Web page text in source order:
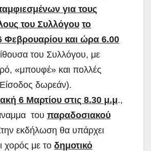
για τους
του Συλλόγου το
Φεβρουαρίου και ώρα 6.00
του Συλλόγου, με
«μπουφέ» και πολλές
δωρεάν).
6 Μαρτίου στις 8.30 μ.μ.,
του παραδοσιακού
εκδήλωση θα υπάρχει
χορός με το δημοτικό